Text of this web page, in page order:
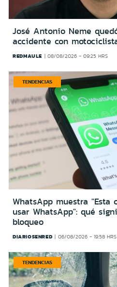
José Antonio Neme
accidente con
REDMAULE 08/08/2026 - 09:25 HRS
TENDENCIAS
WhatsApp muestra "Esta
usar WhatsApp": qué
bloqueo
DIARIOSENRED 06/08/2026 - 19:58 HRS
TENDENCIAS